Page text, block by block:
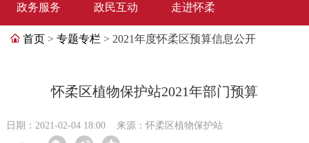
政务服务 政民互动 走进怀柔
首页 > 专题专栏 > 2021年度怀柔区预算信息公开
怀柔区植物保护站2021年部门预算
日期：2021-02-04 18:00 来源：怀柔区植物保护站